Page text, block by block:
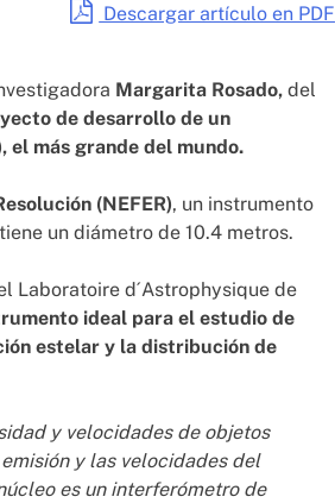
Descargar artículo en PDF
Margarita Rosado, del
de desarrollo de un
el más grande del mundo.
(NEFER), un instrumento
un diámetro de 10.4 metros.
Laboratoire d´Astrophysique de
ideal para el estudio de
estelar y la distribución de
y velocidades de objetos
y las velocidades del
es un interferómetro de